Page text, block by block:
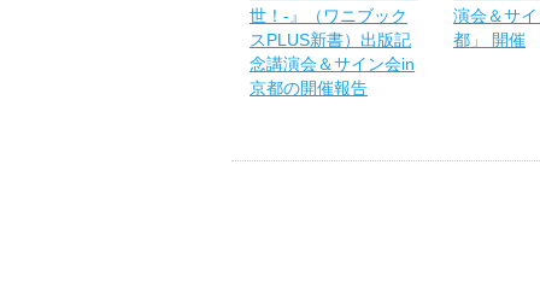
世！-』（ワニブック
スPLUS新書）出版記
念講演会＆サイン会in
京都の開催報告
演会＆サ
都」 開催